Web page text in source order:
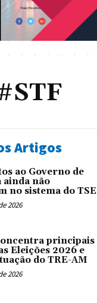
Artigos
ao Governo de
ainda não
no sistema do TSE
2026
principais
Eleições 2026 e
do TRE-AM
2026